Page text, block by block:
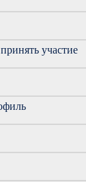
участие